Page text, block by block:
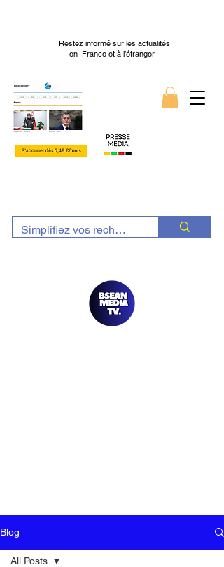
Restez informé sur les actualités
en France et à l’étranger
Blog
All Posts